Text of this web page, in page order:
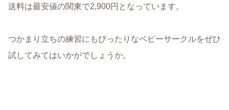
送料は最安値の関東で2,900円となっています。
つかまり立ちの練習にもぴったりなベビーサークルをぜひ
試してみてはいかがでしょうか。